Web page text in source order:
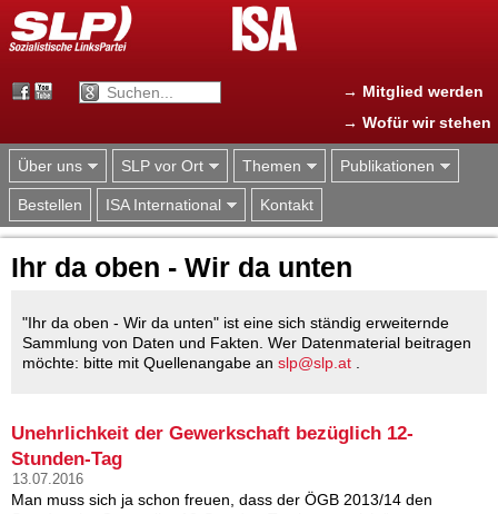
Jump to navigation
→ Mitglied werden
→ Wofür wir stehen
Über uns SLP vor Ort Themen Publikationen
Bestellen ISA International Kontakt
Ihr da oben - Wir da unten
"Ihr da oben - Wir da unten" ist eine sich ständig erweiternde
Sammlung von Daten und Fakten. Wer Datenmaterial beitragen
möchte: bitte mit Quellenangabe an slp@slp.at
Unehrlichkeit der Gewerkschaft bezüglich 12-
Stunden-Tag
13.07.2016
Man muss sich ja schon freuen, dass der ÖGB 2013/14 den